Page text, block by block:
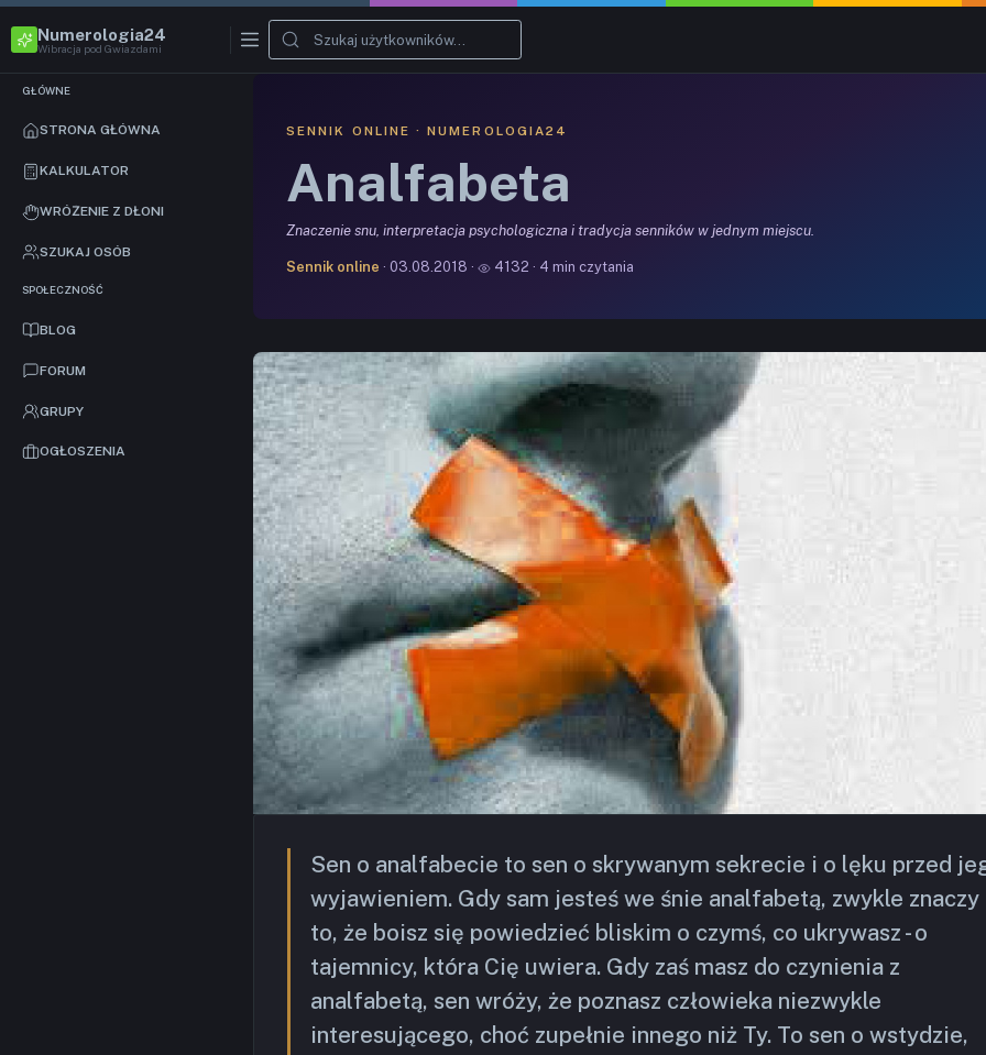
GŁÓWNE
STRONA GŁÓWNA
KALKULATOR
WRÓŻENIE Z DŁONI
SZUKAJ OSÓB
SPOŁECZNOŚĆ
BLOG
FORUM
GRUPY
OGŁOSZENIA
Numerologia24
Wibracja pod Gwiazdami
SENNIK ONLINE · NUMEROLOGIA24
Analfabeta
Znaczenie snu, interpretacja psychologiczna i tradycja senników w jednym miejscu.
Sennik online · 03.08.2018 · 4132 · 4 min czytania
Sen o analfabecie to sen o skrywanym sekrecie i o lęku przed
wyjawieniem. Gdy sam jesteś we śnie analfabetą, zwykle znaczy
to, że boisz się powiedzieć bliskim o czymś, co ukrywasz - o
tajemnicy, która Cię uwiera. Gdy zaś masz do czynienia z
analfabetą, sen wróży, że poznasz człowieka niezwykle
interesującego, choć zupełnie innego niż Ty. To sen o wstydzie,